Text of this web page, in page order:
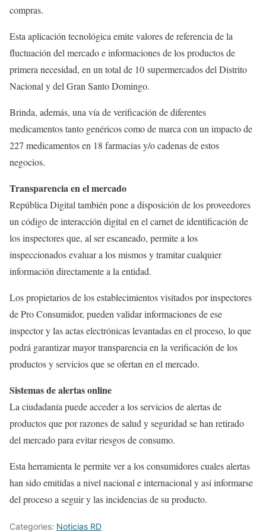
compras.
Esta aplicación tecnológica emite valores de referencia de la
fluctuación del mercado e informaciones de los productos de
primera necesidad, en un total de 10 supermercados del Distrito
Nacional y del Gran Santo Domingo.
Brinda, además, una vía de verificación de diferentes
medicamentos tanto genéricos como de marca con un impacto de
227 medicamentos en 18 farmacias y/o cadenas de estos
negocios.
Transparencia en el mercado
República Digital también pone a disposición de los proveedores
un código de interacción digital en el carnet de identificación de
los inspectores que, al ser escaneado, permite a los
inspeccionados evaluar a los mismos y tramitar cualquier
información directamente a la entidad.
Los propietarios de los establecimientos visitados por inspectores
de Pro Consumidor, pueden validar informaciones de ese
inspector y las actas electrónicas levantadas en el proceso, lo que
podrá garantizar mayor transparencia en la verificación de los
productos y servicios que se ofertan en el mercado.
Sistemas de alertas online
La ciudadanía puede acceder a los servicios de alertas de
productos que por razones de salud y seguridad se han retirado
del mercado para evitar riesgos de consumo.
Esta herramienta le permite ver a los consumidores cuales alertas
han sido emitidas a nivel nacional e internacional y así informarse
del proceso a seguir y las incidencias de su producto.
Categories: Noticias RD